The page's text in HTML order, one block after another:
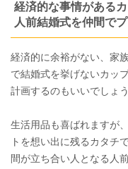
経済的な事情がある
人前結婚式を仲間で
経済的に余裕がない、家
で結婚式を挙げないカッ
計画するのもいいでしょう
生活用品も喜ばれますが
トを想い出に残るカタチ
間が立ち合い人となる人